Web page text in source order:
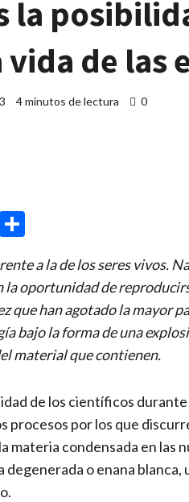
la
de las
4 minutos de lectura 0
Email
a la de los seres vivos.
la oportunidad de
que han agotado la mayor
bajo la forma de una
material que contienen.
de los científicos
procesos por los que
condensada en las
degenerada o enana